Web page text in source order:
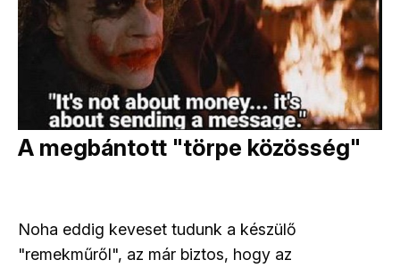
A megbántott "törpe közösség"
Noha eddig keveset tudunk a készülő
"remekműről", az már biztos, hogy az